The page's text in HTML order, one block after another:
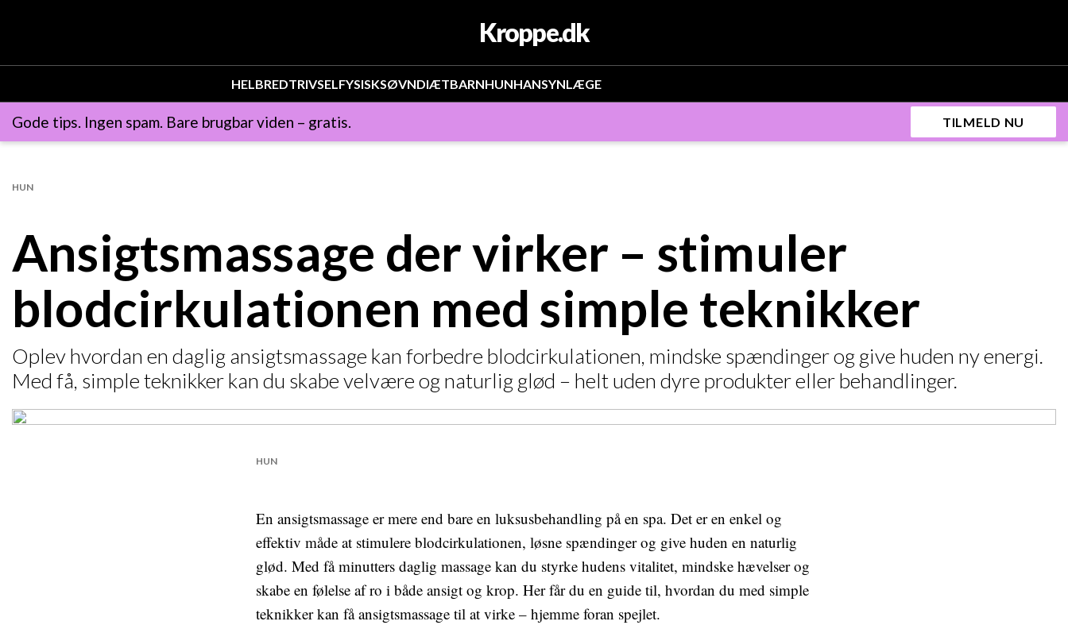
Kroppe.dk
HELBREDTRIVSELFYSISKSØVNDIÆTBARNHUNHANSYNLÆGE
Gode tips. Ingen spam. Bare brugbar viden – gratis. TILMELD NU
Ansigtsmassage der virker – stimuler
blodcirkulationen med simple teknikker
HUN
Oplev hvordan en daglig ansigtsmassage kan forbedre blodcirkulationen, mindske spændinger og give huden ny energi.
Med få, simple teknikker kan du skabe velvære og naturlig glød – helt uden dyre produkter eller behandlinger.
HUN
En ansigtsmassage er mere end bare en luksusbehandling på en spa. Det er en enkel og
effektiv måde at stimulere blodcirkulationen, løsne spændinger og give huden en naturlig
glød. Med få minutters daglig massage kan du styrke hudens vitalitet, mindske hævelser og
skabe en følelse af ro i både ansigt og krop. Her får du en guide til, hvordan du med simple
teknikker kan få ansigtsmassage til at virke – hjemme foran spejlet.